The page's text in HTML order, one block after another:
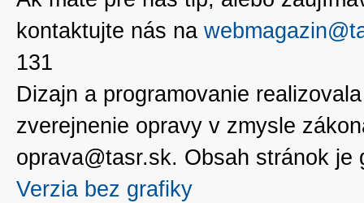
kontaktujte nás na
131
Dizajn a programovanie
zverejnenie opravy v zmysle
oprava@tasr.sk. Obsah stránok
Verzia bez grafiky